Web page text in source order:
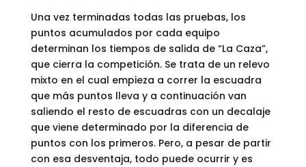
Una vez terminadas todas las pruebas, los
puntos acumulados por cada equipo
determinan los tiempos de salida de “La Caza”,
que cierra la competición. Se trata de un relevo
mixto en el cual empieza a correr la escuadra
que más puntos lleva y a continuación van
saliendo el resto de escuadras con un decalaje
que viene determinado por la diferencia de
puntos con los primeros. Pero, a pesar de partir
con esa desventaja, todo puede ocurrir y es